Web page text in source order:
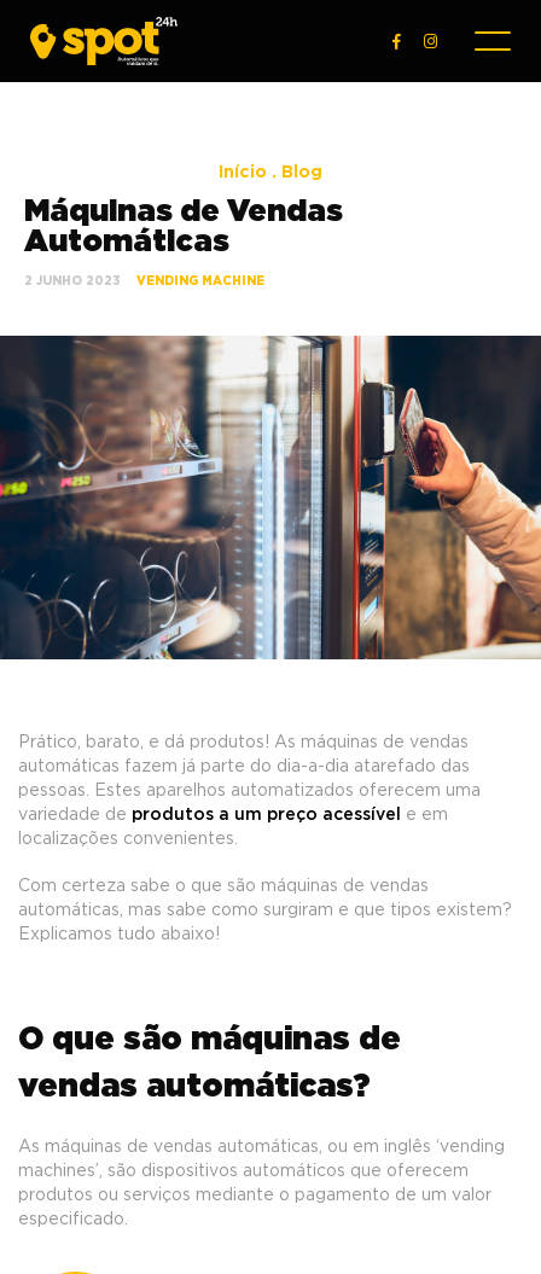
Início . Blog
Máquinas de Vendas
Automáticas
2 JUNHO 2023 VENDING MACHINE
Prático, barato, e dá produtos! As máquinas de vendas
automáticas fazem já parte do dia-a-dia atarefado das
pessoas. Estes aparelhos automatizados oferecem uma
variedade de produtos a um preço acessível
e em
localizações convenientes.
Com certeza sabe o que são máquinas de vendas
automáticas, mas sabe como surgiram e que tipos existem?
Explicamos tudo abaixo!
O que são máquinas de
vendas automáticas?
As máquinas de vendas automáticas, ou em inglês ‘vending
machines’, são dispositivos automáticos que oferecem
produtos ou serviços mediante o pagamento de um valor
especificado.